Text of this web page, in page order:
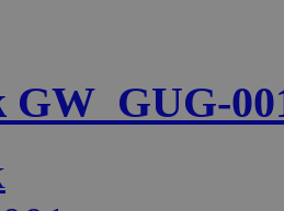
GW_GUG-